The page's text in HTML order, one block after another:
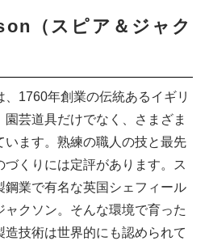
（スピア＆ジャク
1760年創業の伝統あるイギリ
芸道具だけでなく、さまざま
います。熟練の職人の技と最先
くりには定評があります。ス
鋼業で有名な英国シェフィール
ャクソン。そんな環境で育った
技術は世界的にも認められて